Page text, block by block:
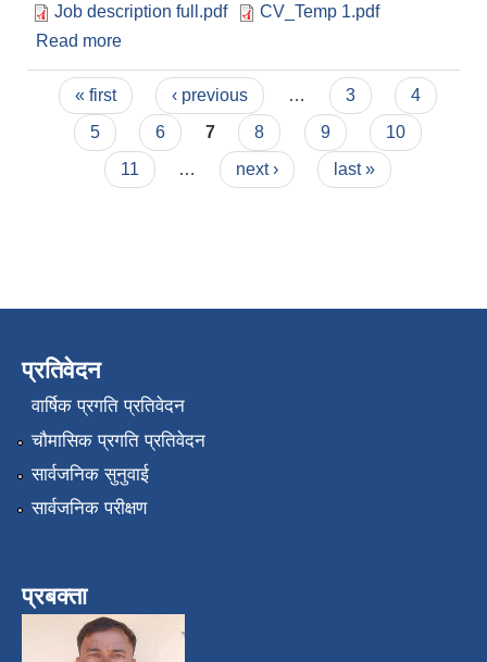
Job description full.pdf
CV_Temp 1.pdf
Read more
Pages
« first ‹ previous … 3
4
5
6 7 8 9
10
11
… next › last »
प्रतिवेदन
वार्षिक प्रगति प्रतिवेदन
चौमासिक प्रगति प्रतिवेदन
सार्वजनिक सुनुवाई
सार्वजनिक परीक्षण
प्रबक्ता